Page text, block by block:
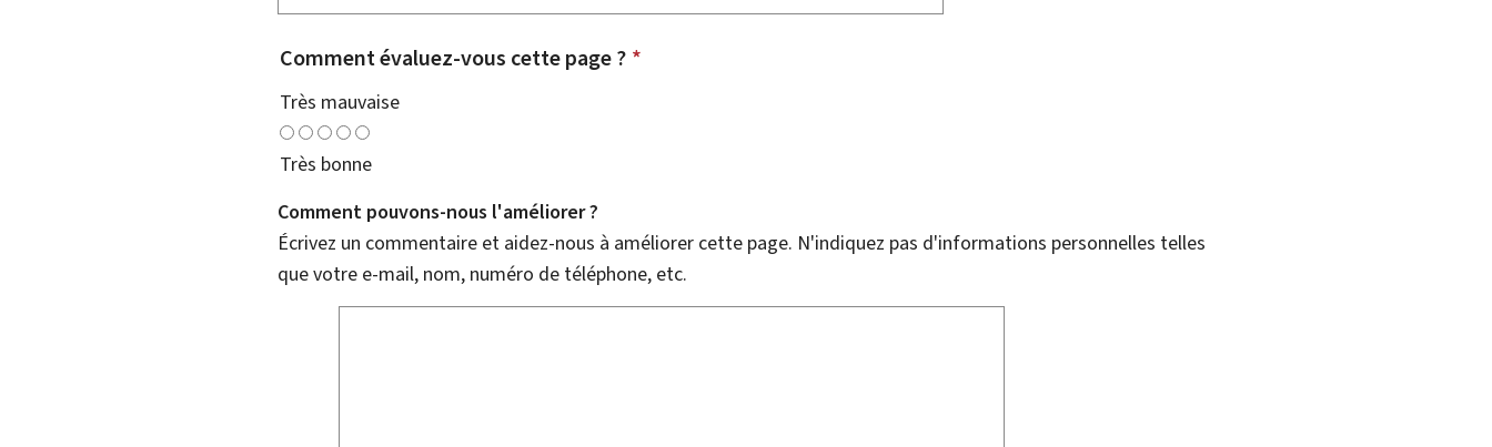
Comment évaluez-vous cette page ? *
Très mauvaise
Très bonne
Comment pouvons-nous l'améliorer ?
Écrivez un commentaire et aidez-nous à améliorer cette page. N'indiquez pas d'informations personnelles telles
que votre e-mail, nom, numéro de téléphone, etc.